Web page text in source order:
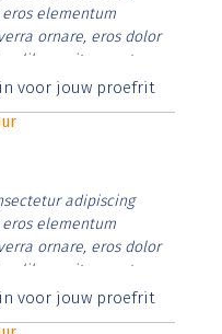
elementum
ornare, eros dolor
libero vitae erat.
id rutrum lorem
voor jouw proefrit
adipiscing
elementum
ornare, eros dolor
libero vitae erat.
id rutrum lorem
voor jouw proefrit